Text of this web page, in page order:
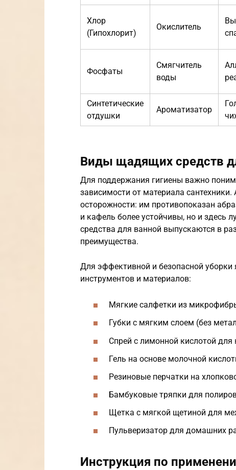
Хлор
(Гипохлорит)
Окислитель
Фосфаты
Смягчитель
воды
Синтетические
отдушки
Ароматизатор
Виды щадящих средств
Для поддержания гигиены важно
зависимости от материала
осторожности: им противопоказан
и кафель более устойчивы, но и здесь
средства для ванной выпускаются в
преимущества.
Для эффективной и безопасной
инструментов и материалов:
Мягкие салфетки из
Губки с мягким слоем (без
Спрей с лимонной кислотой для
Гель на основе молочной
Резиновые перчатки на
Бамбуковые тряпки для
Щетка с мягкой щетиной для
Пульверизатор для домашних
Инструкция по